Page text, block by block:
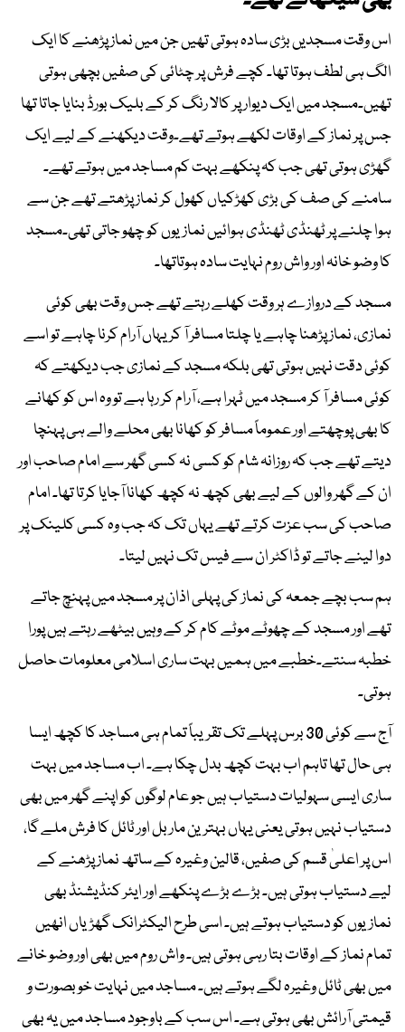
اس وقت مسجدیں بڑی سادہ ہوتی تھیں جن میں نماز پڑھنے کا ایک
الگ ہی لطف ہوتا تھا۔ کچے فرش پر چٹائی کی صفیں بچھی ہوتی
تھیں۔مسجد میں ایک دیوار پر کالا رنگ کر کے بلیک بورڈ بنایا جاتا تھا
جس پر نماز کے اوقات لکھے ہوتے تھے۔وقت دیکھنے کے لیے ایک
گھڑی ہوتی تھی جب کہ پنکھے بہت کم مساجد میں ہوتے تھے۔
سامنے کی صف کی بڑی کھڑکیاں کھول کر نماز پڑھتے تھے جن سے
ہوا چلنے پر ٹھنڈی ٹھنڈی ہوائیں نمازیوں کو چھو جاتی تھی۔مسجد
کا وضو خانہ اور واش روم نہایت سادہ ہوتاتھا۔
مسجد کے دروازے ہر وقت کھلے رہتے تھے جس وقت بھی کوئی
نمازی، نماز پڑھنا چاہے یا چلتا مسافر آ کر یہاں آرام کرنا چاہے تو اسے
کوئی دقت نہیں ہوتی تھی بلکہ مسجد کے نمازی جب دیکھتے کہ
کوئی مسافر آ کر مسجد میں ٹہرا ہے، آرام کر رہا ہے تو وہ اس کو کھانے
کا بھی پوچھتے اور عموماً مسافر کو کھانا بھی محلے والے ہی پہنچا
دیتے تھے جب کہ روزانہ شام کو کسی نہ کسی گھر سے امام صاحب اور
ان کے گھر والوں کے لیے بھی کچھ نہ کچھ کھانا آجایا کرتا تھا۔ امام
صاحب کی سب عزت کرتے تھے یہاں تک کہ جب وہ کسی کلینک پر
دوا لینے جاتے تو ڈاکٹر ان سے فیس تک نہیں لیتا۔
ہم سب بچے جمعہ کی نماز کی پہلی اذان پر مسجد میں پہنچ جاتے
تھے اور مسجد کے چھوٹے موٹے کام کر کے وہیں بیٹھے رہتے ہیں پورا
خطبہ سنتے۔خطبے میں ہمیں بہت ساری اسلامی معلومات حاصل
ہوتی۔
آج سے کوئی 30 برس پہلے تک تقریباً تمام ہی مساجد کا کچھ ایسا
ہی حال تھا تاہم اب بہت کچھ بدل چکا ہے۔ اب مساجد میں بہت
ساری ایسی سہولیات دستیاب ہیں جو عام لوگوں کو اپنے گھر میں بھی
دستیاب نہیں ہوتی یعنی یہاں بہترین ماربل اور ٹائل کا فرش ملے گا،
اس پر اعلیٰ قسم کی صفیں، قالین وغیرہ کے ساتھ نماز پڑھنے کے
لیے دستیاب ہوتی ہیں۔ بڑے بڑے پنکھے اور ایئر کنڈیشنڈ بھی
نمازیوں کو دستیاب ہوتے ہیں۔ اسی طرح الیکٹرانک گھڑیاں انھیں
تمام نماز کے اوقات بتا رہی ہوتی ہیں۔ واش روم میں بھی اور وضو خانے
میں بھی ٹائل وغیرہ لگے ہوتے ہیں۔ مساجد میں نہایت خوبصورت و
قیمتی آرائش بھی ہوتی ہے۔ اس سب کے باوجود مساجد میں یہ بھی